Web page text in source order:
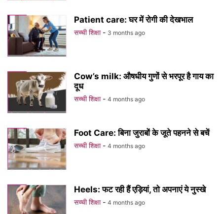
Patient care: घर में रोगी की देखभाल
सच्ची शिक्षा - 3 months ago
Cow’s milk: औषधीय गुणों से भरपूर है गाय का
दूध
सच्ची शिक्षा - 4 months ago
Foot Care: बिना जुराबों के जूते पहनने से बचें
सच्ची शिक्षा - 4 months ago
Heels: फट रही हैं एड़ियां, तो अपनाएं ये नुस्खे
सच्ची शिक्षा - 4 months ago